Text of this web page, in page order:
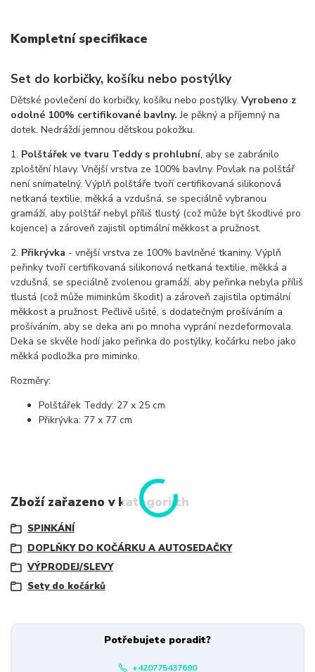
Kompletní specifikace
Set do korbičky, košíku nebo postýlky
Dětské povlečení do korbičky, košíku nebo postýlky. Vyrobeno z
odolné 100% certifikované bavlny. Je pěkný a příjemný na
dotek. Nedráždí jemnou dětskou pokožku.
1. Polštářek ve tvaru Teddy s prohlubní, aby se zabránilo
zploštění hlavy. Vnější vrstva ze 100% bavlny. Povlak na polštář
není snímatelný. Výplň polštáře tvoří certifikovaná silikonová
netkaná textilie, měkká a vzdušná, se speciálně vybranou
gramáží, aby polštář nebyl příliš tlustý (což může být škodlivé pro
kojence) a zároveň zajistil optimální měkkost a pružnost.
2. Přikrývka - vnější vrstva ze 100% bavlněné tkaniny. Výplň
peřinky tvoří certifikovaná silikonová netkaná textilie, měkká a
vzdušná, se speciálně zvolenou gramáží, aby peřinka nebyla příliš
tlustá (což může miminkům škodit) a zároveň zajistila optimální
měkkost a pružnost. Pečlivě ušité, s dodatečným prošíváním a
prošíváním, aby se deka ani po mnoha vyprání nezdeformovala.
Deka se skvěle hodí jako peřinka do postýlky, kočárku nebo jako
měkká podložka pro miminko.
Rozměry:
Polštářek Teddy: 27 x 25 cm
Přikrývka: 77 x 77 cm
Zboží zařazeno v kategoriích
SPINKÁNÍ
DOPLŇKY DO KOČÁRKU A AUTOSEDAČKY
VÝPRODEJ/SLEVY
Sety do kočárků
Potřebujete poradit?
+420775437690